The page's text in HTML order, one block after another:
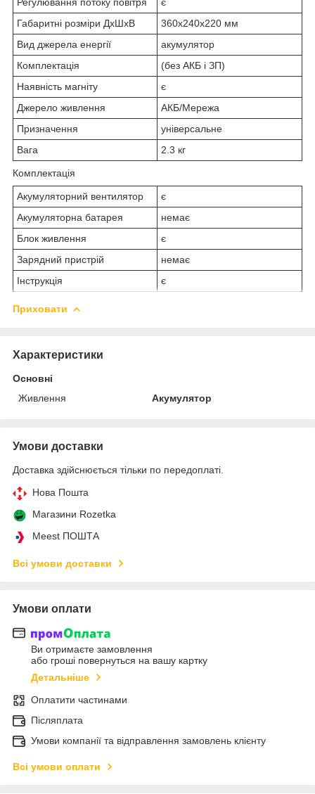
Габаритні розміри ДхШхВ
360x240x220 мм
Вид джерела енергії
акумулятор
Комплектація
(без АКБ і ЗП)
Наявність магніту
є
Джерело живлення
АКБ/Мережа
Призначення
універсальне
Вага
2.3 кг
Комплектація
Акумуляторний вентилятор
є
Акумуляторна батарея
немає
Блок живлення
є
Зарядний пристрій
немає
Інструкція
є
Приховати
Характеристики
Основні
Живлення
Акумулятор
Умови доставки
Доставка здійснюється тільки по передоплаті.
Нова Пошта
Магазини Rozetka
Meest ПОШТА
Всі умови доставки
Умови оплати
Ви отримаєте замовлення
або гроші повернуться на вашу картку
Детальніше
Оплатити частинами
Післяплата
Умови компанії та відправлення замовлень клієнту
Всі умови оплати